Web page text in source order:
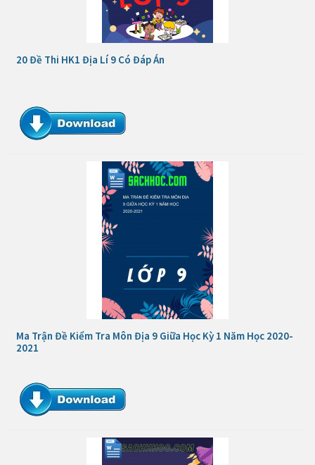
20 Đề Thi HK1 Địa Lí 9 Có Đáp Án
Ma Trận Đề Kiểm Tra Môn Địa 9 Giữa Học Kỳ 1 Năm Học 2020-
2021